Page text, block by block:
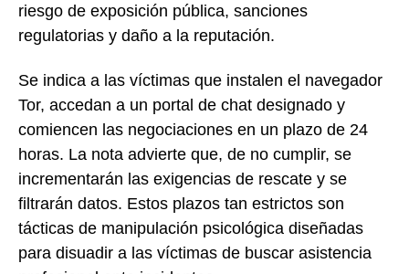
riesgo de exposición pública, sanciones
regulatorias y daño a la reputación.
Se indica a las víctimas que instalen el navegador
Tor, accedan a un portal de chat designado y
comiencen las negociaciones en un plazo de 24
horas. La nota advierte que, de no cumplir, se
incrementarán las exigencias de rescate y se
filtrarán datos. Estos plazos tan estrictos son
tácticas de manipulación psicológica diseñadas
para disuadir a las víctimas de buscar asistencia